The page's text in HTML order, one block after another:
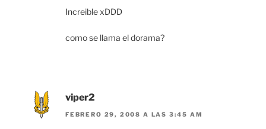
Increible xDDD
como se llama el dorama?
viper2
FEBRERO 29, 2008 A LAS 3:45 AM